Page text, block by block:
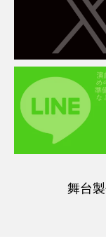
舞台